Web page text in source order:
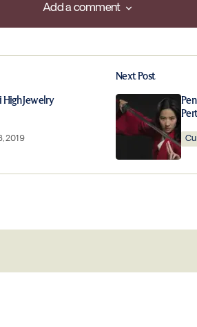
Add a comment
Add a comment
Required fields are marked
this browser for
High Jewelry
2019
Next Post